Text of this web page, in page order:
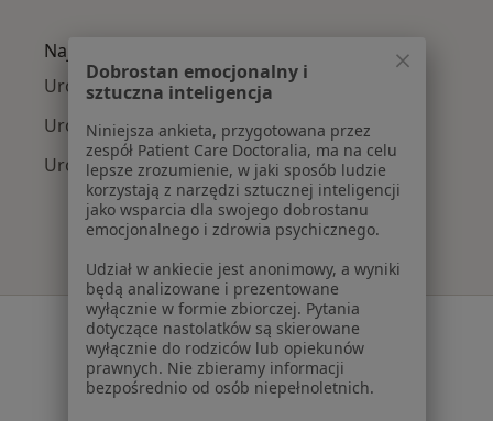
Najpopularniejsze ubezpieczenia
Urolodzy z NFZ w Szczecinie
Urolodzy z Allianz w Szczecinie
Urolodzy z PZU Zdrowie w Szczecinie
Serwis
Regulamin
Polityka prywatności pacjentów
Dobrostan emocjonalny i
sztuczna inteligencja
Niniejsza ankieta, przygotowana przez
zespół Patient Care Doctoralia, ma na celu
lepsze zrozumienie, w jaki sposób ludzie
korzystają z narzędzi sztucznej inteligencji
jako wsparcia dla swojego dobrostanu
emocjonalnego i zdrowia psychicznego.
Udział w ankiecie jest anonimowy, a wyniki
będą analizowane i prezentowane
wyłącznie w formie zbiorczej. Pytania
dotyczące nastolatków są skierowane
wyłącznie do rodziców lub opiekunów
prawnych. Nie zbieramy informacji
bezpośrednio od osób niepełnoletnich.